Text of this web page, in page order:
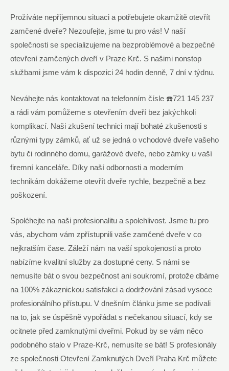
Prožíváte nepříjemnou situaci a potřebujete okamžitě otevřít
zamčené dveře? Nezoufejte, jsme tu pro vás! V naší
společnosti se specializujeme na bezproblémové a bezpečné
otevření zamčených dveří v Praze Krč. S našimi nonstop
službami jsme vám k dispozici 24 hodin denně, 7 dní v týdnu.
Neváhejte nás kontaktovat na telefonním čísle ☎️721 145 237
a rádi vám pomůžeme s otevřením dveří bez jakýchkoli
komplikací. Naši zkušení technici mají bohaté zkušenosti s
různými typy zámků, ať už se jedná o vchodové dveře vašeho
bytu či rodinného domu, garážové dveře, nebo zámky u vaší
firemní kanceláře. Díky naší odbornosti a moderním
technikám dokážeme otevřít dveře rychle, bezpečně a bez
poškození.
Spoléhejte na naši profesionalitu a spolehlivost. Jsme tu pro
vás, abychom vám zpřístupnili vaše zamčené dveře v co
nejkratším čase. Záleží nám na vaší spokojenosti a proto
nabízíme kvalitní služby za dostupné ceny. S námi se
nemusíte bát o svou bezpečnost ani soukromí, protože dbáme
na 100% zákaznickou satisfakci a dodržování zásad vysoce
profesionálního přístupu. V dnešním článku jsme se podívali
na to, jak se úspěšně vypořádat s nečekanou situací, kdy se
ocitnete před zamknutými dveřmi. Pokud by se vám něco
podobného stalo v Praze-Krč, nemusíte se bát! S profesionály
ze společnosti Otevření Zamknutých Dveří Praha Krč můžete